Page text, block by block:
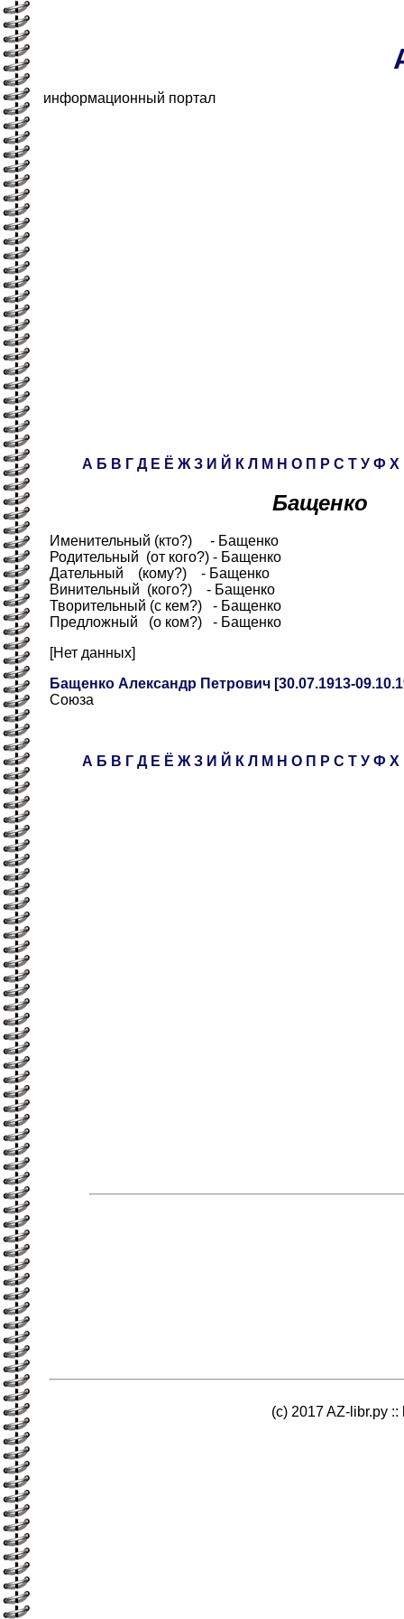
информационный портал
А Б В Г Д Е Ё Ж З И Й К Л М Н О П Р С Т У Ф Х
Бащенко
Именительный (кто?) - Бащенко
Родительный (от кого?) - Бащенко
Дательный (кому?) - Бащенко
Винительный (кого?) - Бащенко
Творительный (с кем?) - Бащенко
Предложный (о ком?) - Бащенко
[Нет данных]
Бащенко Александр Петрович [30.07.1913-
Союза
А Б В Г Д Е Ё Ж З И Й К Л М Н О П Р С Т У Ф Х
(c) 2017 AZ-libr.ру ::